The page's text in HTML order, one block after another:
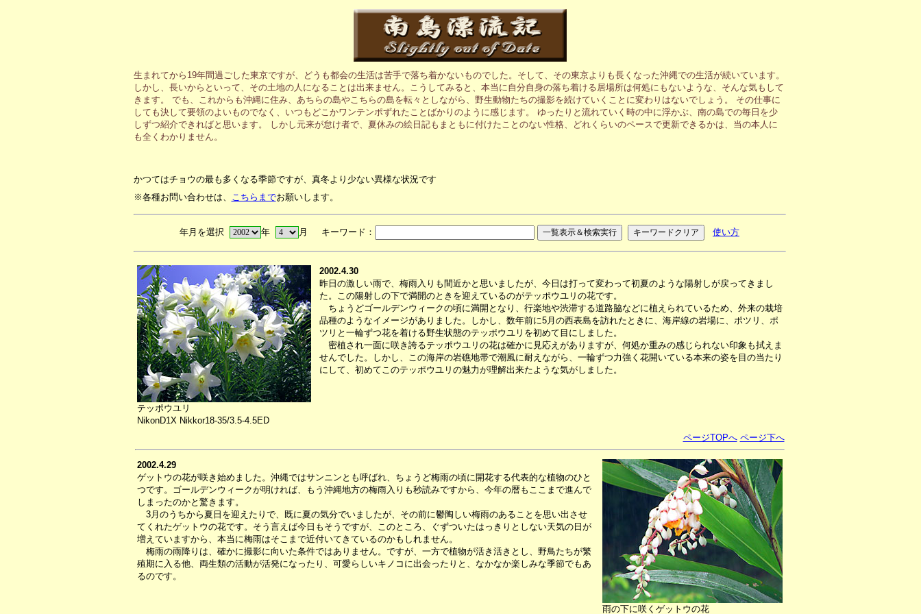
生まれてから19年間過ごした東京ですが、どうも都会の生活は苦手で落ち着かないものでした。そして、その東京よりも長くなった沖縄での生活が続いています。
しかし、長いからといって、その土地の人になることは出来ません。こうしてみると、本当に自分自身の落ち着ける居場所は何処にもないような、そんな気もして
きます。 でも、これからも沖縄に住み、あちらの島やこちらの島を転々としながら、野生動物たちの撮影を続けていくことに変わりはないでしょう。 その仕事に
しても決して要領のよいものでなく、いつもどこかワンテンポずれたことばかりのように感じます。 ゆったりと流れていく時の中に浮かぶ、南の島での毎日を少
しずつ紹介できればと思います。 しかし元来が怠け者で、夏休みの絵日記もまともに付けたことのない性格、どれくらいのペースで更新できるかは、当の本人に
も全くわかりません。
かつてはチョウの最も多くなる季節ですが、真冬より少ない異様な状況です
※各種お問い合わせは、 こちらまでお願いします。
年月を選択 年 月 キーワード： 使い方
テッポウユリ
NikonD1X Nikkor18-35/3.5-4.5ED
2002.4.30
昨日の激しい雨で、梅雨入りも間近かと思いましたが、今日は打って変わって初夏のような陽射しが戻ってきまし
た。この陽射しの下で満開のときを迎えているのがテッポウユリの花です。
ちょうどゴールデンウィークの頃に満開となり、行楽地や渋滞する道路脇などに植えられているため、外来の栽培
品種のようなイメージがありました。しかし、数年前に5月の西表島を訪れたときに、海岸線の岩場に、ポツリ、ポ
ツリと一輪ずつ花を着ける野生状態のテッポウユリを初めて目にしました。
密植され一面に咲き誇るテッポウユリの花は確かに見応えがありますが、何処か重みの感じられない印象も拭えま
せんでした。しかし、この海岸の岩礁地帯で潮風に耐えながら、一輪ずつ力強く花開いている本来の姿を目の当たり
にして、初めてこのテッポウユリの魅力が理解出来たような気がしました。
ページTOPへ ページ下へ
2002.4.29
ゲットウの花が咲き始めました。沖縄ではサンニンとも呼ばれ、ちょうど梅雨の頃に開花する代表的な植物のひと
つです。ゴールデンウィークが明ければ、もう沖縄地方の梅雨入りも秒読みですから、今年の暦もここまで進んで
しまったのかと驚きます。
3月のうちから夏日を迎えたりで、既に夏の気分でいましたが、その前に鬱陶しい梅雨のあることを思い出させ
てくれたゲットウの花です。そう言えば今日もそうですが、このところ、ぐずついたはっきりとしない天気の日が
増えていますから、本当に梅雨はそこまで近付いてきているのかもしれません。
梅雨の雨降りは、確かに撮影に向いた条件ではありません。ですが、一方で植物が活き活きとし、野鳥たちが繁
殖期に入る他、両生類の活動が活発になったり、可愛らしいキノコに出会ったりと、なかなか楽しみな季節でもあ
るのです。
雨の下に咲くゲットウの花